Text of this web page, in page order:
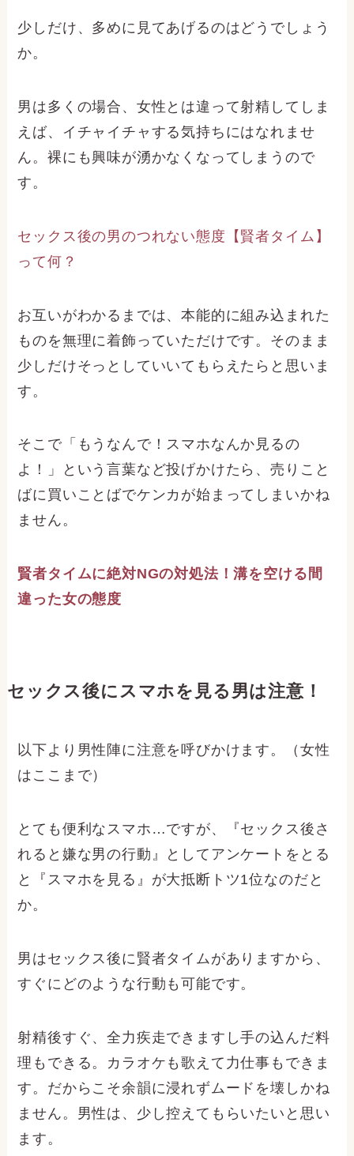
少しだけ、多めに見てあげるのはどうでしょう
か。
男は多くの場合、女性とは違って射精してしま
えば、イチャイチャする気持ちにはなれませ
ん。裸にも興味が湧かなくなってしまうので
す。
セックス後の男のつれない態度【賢者タイム】
って何？
お互いがわかるまでは、本能的に組み込まれた
ものを無理に着飾っていただけです。そのまま
少しだけそっとしていいてもらえたらと思いま
す。
そこで「もうなんで！スマホなんか見るの
よ！」という言葉など投げかけたら、売りこと
ばに買いことばでケンカが始まってしまいかね
ません。
賢者タイムに絶対NGの対処法！溝を空ける間
違った女の態度
セックス後にスマホを見る男は注意！
以下より男性陣に注意を呼びかけます。（女性
はここまで）
とても便利なスマホ…ですが、『セックス後さ
れると嫌な男の行動』としてアンケートをとる
と『スマホを見る』が大抵断トツ1位なのだと
か。
男はセックス後に賢者タイムがありますから、
すぐにどのような行動も可能です。
射精後すぐ、全力疾走できますし手の込んだ料
理もできる。カラオケも歌えて力仕事もできま
す。だからこそ余韻に浸れずムードを壊しかね
ません。男性は、少し控えてもらいたいと思い
ます。